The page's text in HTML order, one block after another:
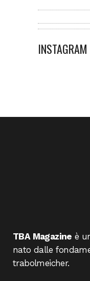
INSTAGRAM
TBA Magazine è
nato dalle
trabolmeicher.